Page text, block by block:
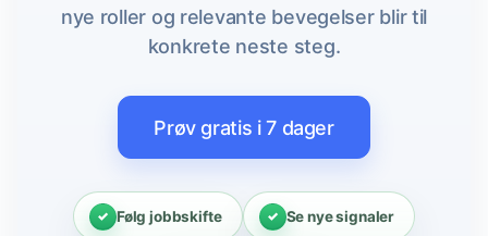
nye roller og relevante bevegelser blir til
konkrete neste steg.
Prøv gratis i 7 dager
Følg jobbskifte Se nye signaler